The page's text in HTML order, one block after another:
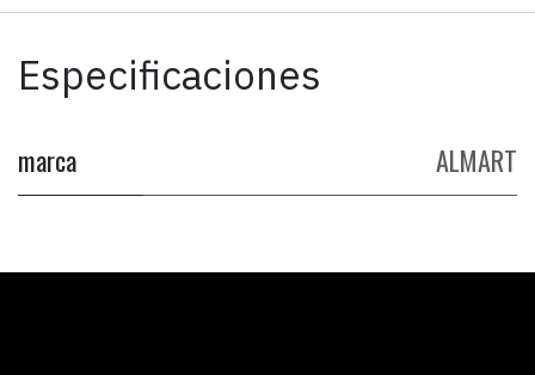
Especificaciones
marca ALMART